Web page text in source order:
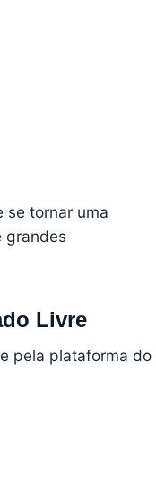
se tornar uma
grandes
Livre
pela plataforma do